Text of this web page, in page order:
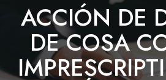
ACCIÓN DE
DE COSA